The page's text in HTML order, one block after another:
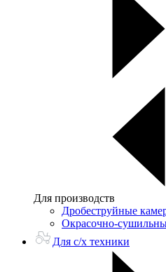
Для производств
Дробеструйные
Окрасочно-
Для с/х техники